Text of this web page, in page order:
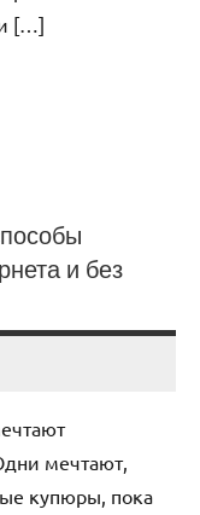
и […]
и без
мечтают,
купюры, пока